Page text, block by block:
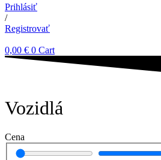
Prihlásiť
/
Registrovať
0,00 € 0 Cart
Vozidlá
Cena